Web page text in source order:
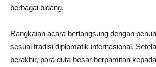
berbagai bidang.
Rangkaian acara berlangsung dengan
sesuai tradisi diplomatik internasional.
berakhir, para duta besar berpamitan